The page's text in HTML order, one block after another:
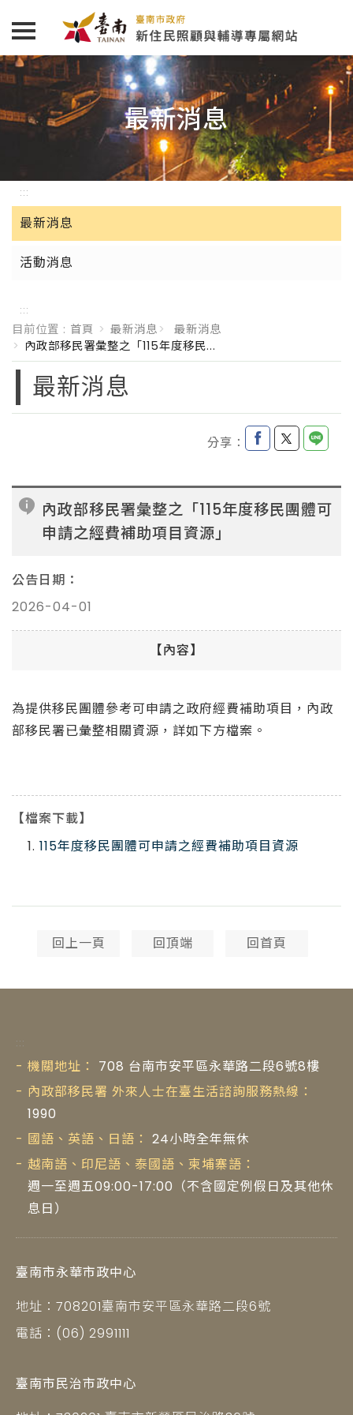
跳到主要內容區塊
最新消息
:::
最新消息
活動消息
:::
目前位置 : 首頁 最新消息
最新消息
內政部移民署彙整之「115年度移民...
最新消息
分享：
內政部移民署彙整之「115年度移民團體可
申請之經費補助項目資源」
公告日期：
2026-04-01
【內容】
為提供移民團體參考可申請之政府經費補助項目，內政
部移民署已彙整相關資源，詳如下方檔案。
【檔案下載】
115年度移民團體可申請之經費補助項目資源
回上一頁 回頂端 回首頁
:::
機關地址：
708 台南市安平區永華路二段6號8樓
內政部移民署 外來人士在臺生活諮詢服務熱線：
1990
國語、英語、日語： 24小時全年無休
越南語、印尼語、泰國語、柬埔寨語：
週一至週五09:00-17:00（不含國定例假日及其他休
息日）
臺南市永華市政中心
地址：708201臺南市安平區永華路二段6號
電話：(06) 2991111
臺南市民治市政中心